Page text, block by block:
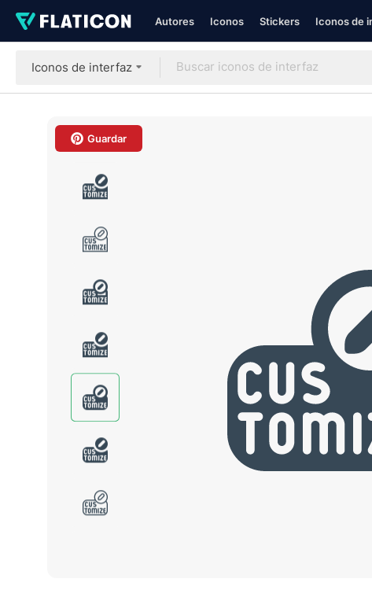
Autores Iconos Stickers Iconos de
Iconos de interfaz
Guardar